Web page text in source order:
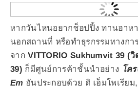
หากวันไหนอยากช็อปปิ้ง ทานอาห
นอกสถานที่ หรือทำธุรกรรมทางกา
จากVITTORIO Sukhumvit 39 (
39) ก็มีศูนย์การค้าชั้นนำอย่าง โค
Em อันประกอบด้วย ดิ เอ็มโพเรียม